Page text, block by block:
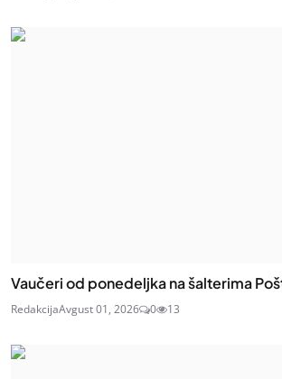
Vaučeri od ponedeljka na šalterima
RedakcijaAvgust 01, 2026 0 13